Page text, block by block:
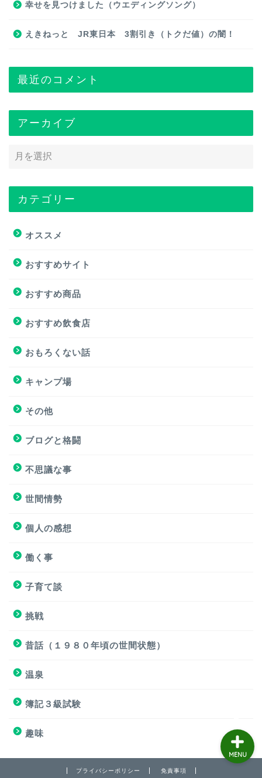
幸せを見つけました（ウエディングソング）
えきねっと JR東日本 3割引き（トクだ値）の闇！
最近のコメント
アーカイブ
カテゴリー
オススメ
おすすめサイト
おすすめ商品
おすすめ飲食店
おもろくない話
キャンプ場
その他
ブログと格闘
不思議な事
世間情勢
個人の感想
働く事
子育て談
挑戦
昔話（１９８０年頃の世間状態）
温泉
簿記３級試験
趣味
プライバシーポリシー 免責事項
MENU
おもろくない話